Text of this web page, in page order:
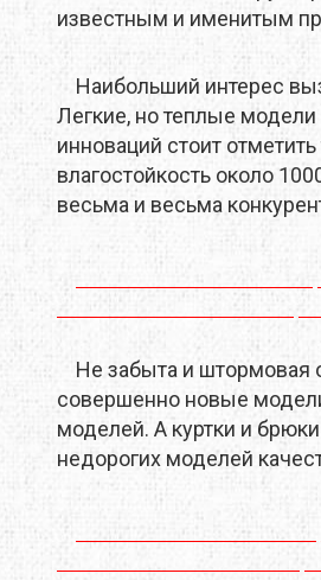
СРЕДСТВА ПО УХОДУ ЗА ОДЕЖДОЙ
Термоса и фляги
Канистры,ведра
Фильтры для воды
РЮКЗАКИ И СУМКИ
Рюкзаки
Баулы и транспортные
Аксессуары для рюкзаков
COLD STEEL
EDELRID
FAHRENHEIT
FOOD MISSION
HIGHLANDER
JULBO
KOVEA LA
LIFESTRAW
LOWE ALPINE
известным и именитым
Наибольший интерес
Легкие, но теплые
инноваций стоит
влагостойкость около
весьма и весьма
Не забыта и штормовая
совершенно новые
моделей. А куртки и
недорогих моделей